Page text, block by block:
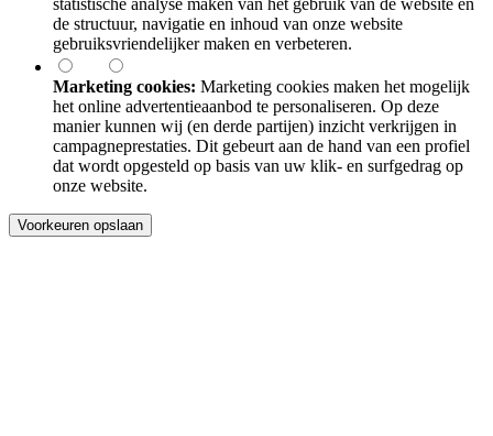
de structuur, navigatie en inhoud van onze website
gebruiksvriendelijker maken en verbeteren.
Marketing cookies: Marketing cookies maken het mogelijk
het online advertentieaanbod te personaliseren. Op deze
manier kunnen wij (en derde partijen) inzicht verkrijgen in
campagneprestaties. Dit gebeurt aan de hand van een profiel
dat wordt opgesteld op basis van uw klik- en surfgedrag op
onze website.
Voorkeuren opslaan